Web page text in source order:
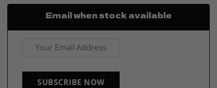
Email when stock available
SUBSCRIBE NOW